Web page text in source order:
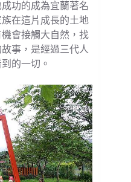
功的成為宜蘭著名
在這片成長的土地
機會接觸大自然，找
事，是經過三代人
的一切。